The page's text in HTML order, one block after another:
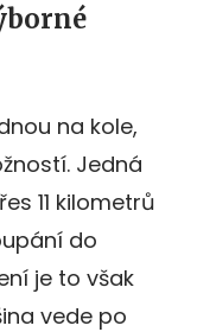
na kole,
Jedná
11 kilometrů
do
je to však
vede po